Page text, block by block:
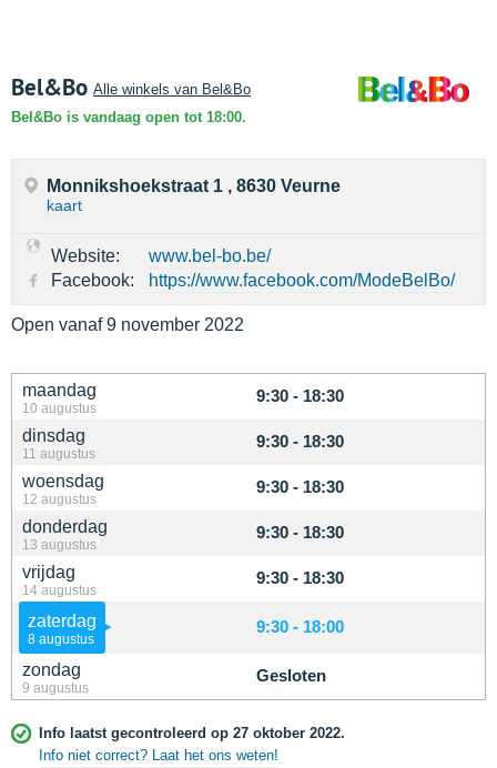
Bel&Bo Alle winkels van Bel&Bo
Bel&Bo is vandaag open tot 18:00.
maandag
10 augustus
9:30 - 18:30
dinsdag
11 augustus
9:30 - 18:30
woensdag
12 augustus
9:30 - 18:30
donderdag
13 augustus
9:30 - 18:30
vrijdag
14 augustus
9:30 - 18:30
zaterdag
8 augustus
9:30 - 18:00
zondag
9 augustus
Gesloten
Info laatst gecontroleerd op 27 oktober 2022.
Info niet correct? Laat het ons weten!
Monnikshoekstraat 1 , 8630 Veurne
kaart
Website:
www.bel-bo.be/
Facebook:
https://www.facebook.com/ModeBelBo/
Open vanaf 9 november 2022